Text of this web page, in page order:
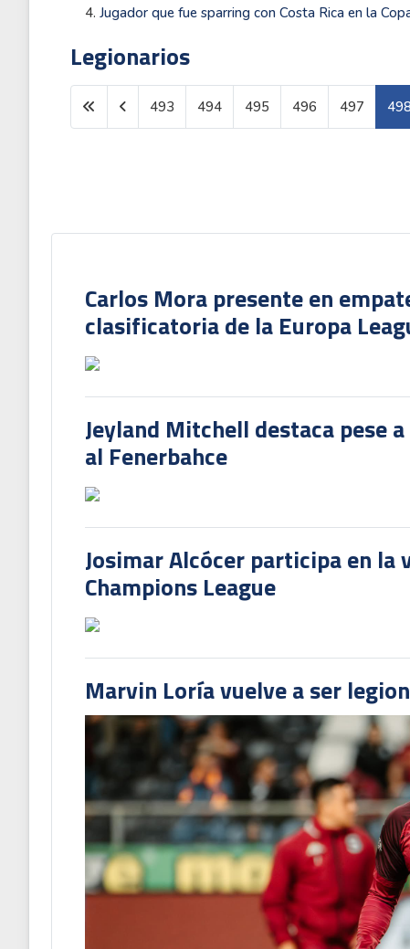
Jugador que fue sparring con Costa Rica en la
Legionarios
493 494 495 496 497 498
Carlos Mora presente en
clasificatoria de la Europa
Jeyland Mitchell destaca pese
al Fenerbahce
Josimar Alcócer participa en
Champions League
Marvin Loría vuelve a ser